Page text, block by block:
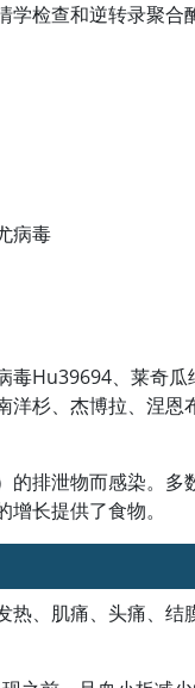
检查和逆转录聚合
病毒
Hu39694、莱奇瓜
杉、杰博拉、涅恩
排泄物而感染。
长提供了食物。
、肌痛、头痛、